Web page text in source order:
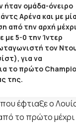
ήταν ομάδα-όνειρο
Αρένα και με μία
από την αρχή μέχρι
με 5-0 την Ίντερ
τον
για να
το πρώτο
της.
έφτιαξε ο
το πρώτο